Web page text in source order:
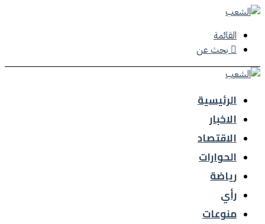
القائمة
بحث عن
الرئيسية
الاخبار
الاقتصاد
الحوارات
رياضة
رأي
منوعات